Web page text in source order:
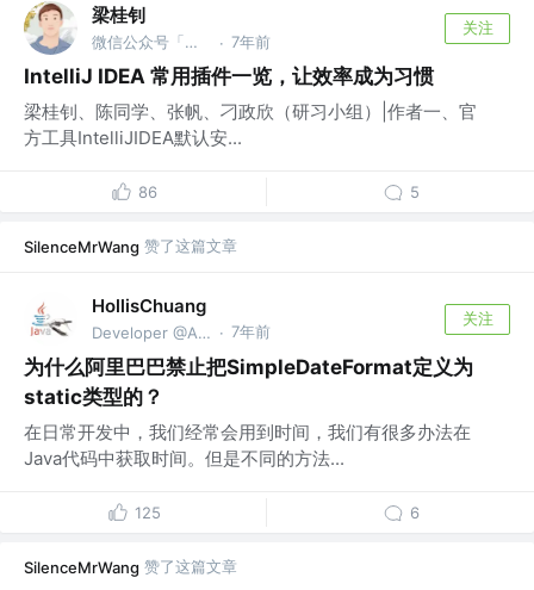
梁桂钊
微信公众号「服务端思维」 @阿里 · 7年前
关注
IntelliJ IDEA 常用插件一览，让效率成为习惯
梁桂钊、陈同学、张帆、刁政欣（研习小组）|作者一、官
方工具IntelliJIDEA默认安...
86 5
SilenceMrWang 赞了这篇文章
HollisChuang
Developer @Alibaba · 7年前
关注
为什么阿里巴巴禁止把SimpleDateFormat定义为
static类型的？
在日常开发中，我们经常会用到时间，我们有很多办法在
Java代码中获取时间。但是不同的方法...
125 6
SilenceMrWang 赞了这篇文章